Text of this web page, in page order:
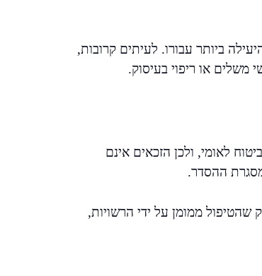
ביותר עבורו. לעיתים קרובות,
משלים או ריפוי בעיסוק.
לאומי, ולכן הזכאים אינם
ההסדר.
ממומן על ידי הרשויות,